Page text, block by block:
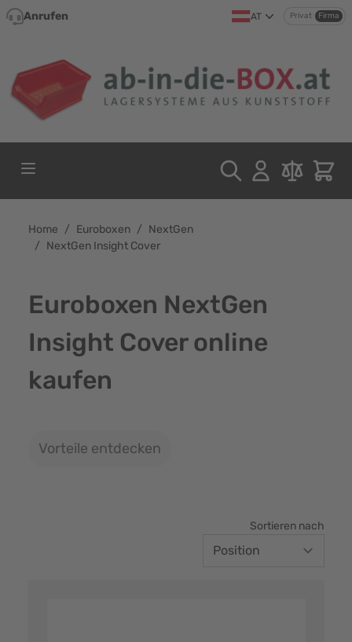
Direkt zum Inhalt
Anrufen AT Privat Firma
Home / Euroboxen / NextGen
/ NextGen Insight Cover
Euroboxen NextGen
Insight Cover online
kaufen
Vorteile entdecken
Sortieren nach